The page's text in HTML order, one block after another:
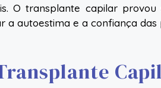
O transplante capilar
a autoestima e a confiança